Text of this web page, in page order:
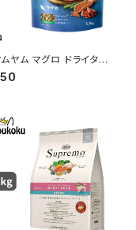
ヤム マグロ ドライタイ
yum yum yum ! 45